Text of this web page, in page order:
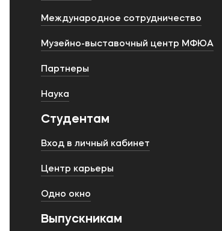
Международное сотрудничество
Музейно-выставочный центр МФЮА
Партнеры
Наука
Студентам
Вход в личный кабинет
Центр карьеры
Одно окно
Выпускникам